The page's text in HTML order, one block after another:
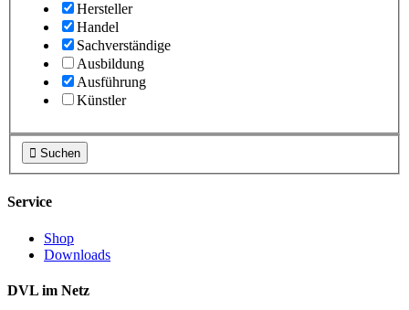
Hersteller
Handel
Sachverständige
Ausbildung
Ausführung
Künstler
 Suchen
Service
Shop
Downloads
DVL im Netz